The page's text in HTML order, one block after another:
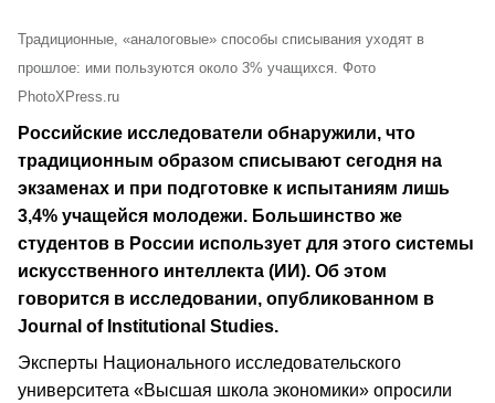
Традиционные, «аналоговые» способы списывания уходят в
прошлое: ими пользуются около 3% учащихся. Фото
PhotoXPress.ru
Российские исследователи обнаружили, что
традиционным образом списывают сегодня на
экзаменах и при подготовке к испытаниям лишь
3,4% учащейся молодежи. Большинство же
студентов в России использует для этого системы
искусственного интеллекта (ИИ). Об этом
говорится в исследовании, опубликованном в
Journal of Institutional Studies.
Эксперты Национального исследовательского
университета «Высшая школа экономики» опросили